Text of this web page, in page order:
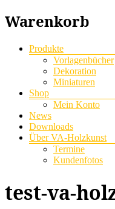
Warenkorb
Menü
Produkte
Vorlagenbücher
Dekoration
Miniaturen
Shop
Mein Konto
News
Downloads
Über VA-Holzkunst
Termine
Kundenfotos
test-va-